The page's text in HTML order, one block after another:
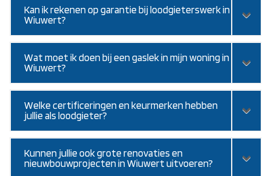
Kan ik rekenen op garantie bij loodgieterswerk in
Wiuwert?
Wat moet ik doen bij een gaslek in mijn woning in
Wiuwert?
Welke certificeringen en keurmerken hebben
jullie als loodgieter?
Kunnen jullie ook grote renovaties en
nieuwbouwprojecten in Wiuwert uitvoeren?